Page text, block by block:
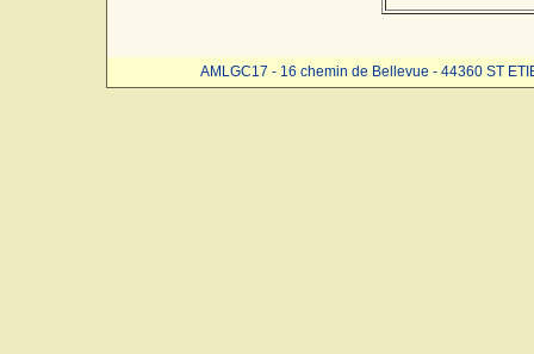
AMLGC17 - 16 chemin de Bellevue - 44360 ST